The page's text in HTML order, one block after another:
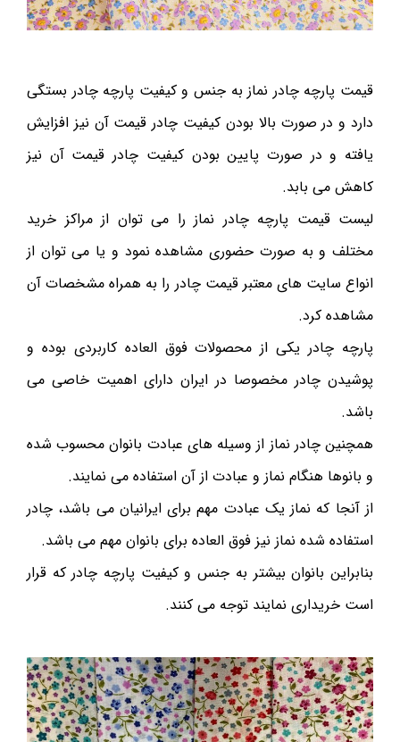
قیمت پارچه چادر نماز به جنس و کیفیت پارچه چادر بستگی
دارد و در صورت بالا بودن کیفیت چادر قیمت آن نیز افزایش
یافته و در صورت پایین بودن کیفیت چادر قیمت آن نیز
کاهش می بابد.
لیست قیمت پارچه چادر نماز را می توان از مراکز خرید
مختلف و به صورت حضوری مشاهده نمود و یا می توان از
انواع سایت های معتبر قیمت چادر را به همراه مشخصات آن
مشاهده کرد.
پارچه چادر یکی از محصولات فوق العاده کاربردی بوده و
پوشیدن چادر مخصوصا در ایران دارای اهمیت خاصی می
باشد.
همچنین چادر نماز از وسیله های عبادت بانوان محسوب شده
و بانوها هنگام نماز و عبادت از آن استفاده می نمایند.
از آنجا که نماز یک عبادت مهم برای ایرانیان می باشد، چادر
استفاده شده نماز نیز فوق العاده برای بانوان مهم می باشد.
بنابراین بانوان بیشتر به جنس و کیفیت پارچه چادر که قرار
است خریداری نمایند توجه می کنند.